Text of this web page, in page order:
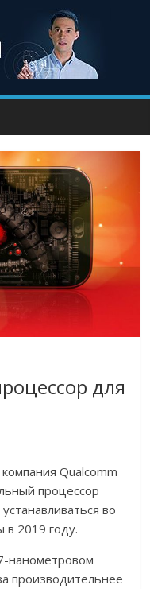
для
Qualcomm
процессор
во
в 2019 году.
нанометровом
производительнее